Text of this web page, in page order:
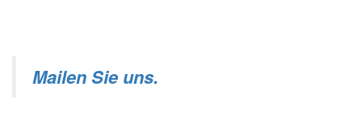
Mailen Sie uns.